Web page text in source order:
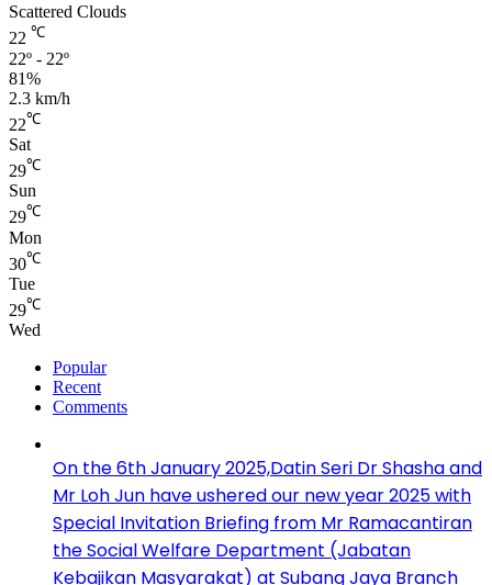
Scattered Clouds
22 ℃
22º - 22º
81%
2.3 km/h
22℃
Sat
29℃
Sun
29℃
Mon
30℃
Tue
29℃
Wed
Popular
Recent
Comments
On the 6th January 2025,Datin Seri Dr Shasha and
Mr Loh Jun have ushered our new year 2025 with
Special Invitation Briefing from Mr Ramacantiran
the Social Welfare Department (Jabatan
Kebajikan Masyarakat) at Subang Jaya Branch